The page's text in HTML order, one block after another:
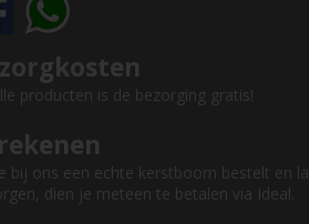
producten is de bezorging gratis!
bij ons een echte kerstboom bestelt en
dien je meteen te betalen via Ideal.